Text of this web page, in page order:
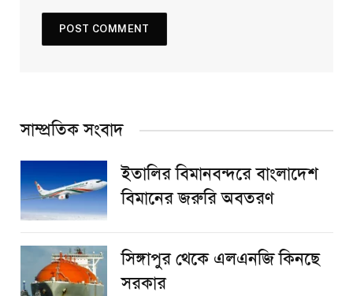
সাম্প্রতিক সংবাদ
ইতালির বিমানবন্দরে বাংলাদেশ
বিমানের জরুরি অবতরণ
সিঙ্গাপুর থেকে এলএনজি কিনছে
সরকার